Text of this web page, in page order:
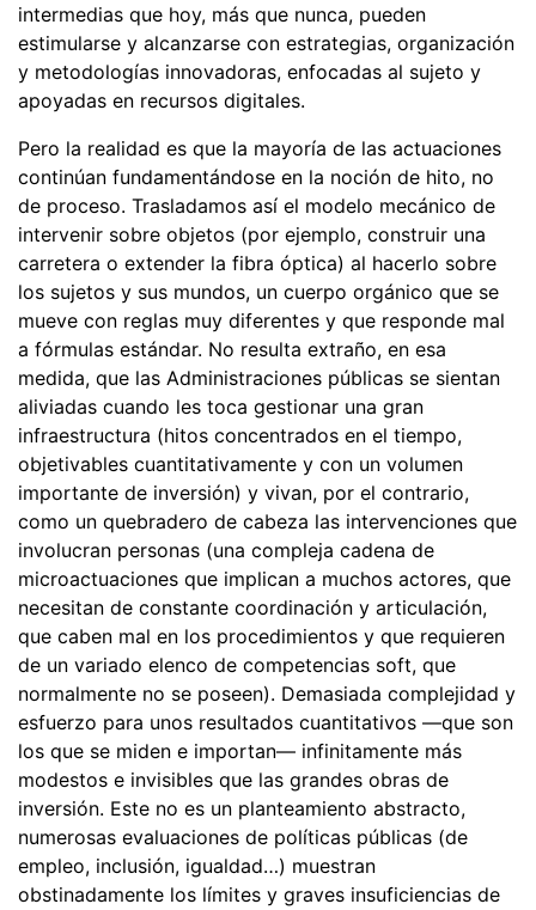
intermedias que hoy, más que nunca, pueden
estimularse y alcanzarse con estrategias, organización
y metodologías innovadoras, enfocadas al sujeto y
apoyadas en recursos digitales.
Pero la realidad es que la mayoría de las actuaciones
continúan fundamentándose en la noción de hito, no
de proceso. Trasladamos así el modelo mecánico de
intervenir sobre objetos (por ejemplo, construir una
carretera o extender la fibra óptica) al hacerlo sobre
los sujetos y sus mundos, un cuerpo orgánico que se
mueve con reglas muy diferentes y que responde mal
a fórmulas estándar. No resulta extraño, en esa
medida, que las Administraciones públicas se sientan
aliviadas cuando les toca gestionar una gran
infraestructura (hitos concentrados en el tiempo,
objetivables cuantitativamente y con un volumen
importante de inversión) y vivan, por el contrario,
como un quebradero de cabeza las intervenciones que
involucran personas (una compleja cadena de
microactuaciones que implican a muchos actores, que
necesitan de constante coordinación y articulación,
que caben mal en los procedimientos y que requieren
de un variado elenco de competencias soft, que
normalmente no se poseen). Demasiada complejidad y
esfuerzo para unos resultados cuantitativos —que son
los que se miden e importan— infinitamente más
modestos e invisibles que las grandes obras de
inversión. Este no es un planteamiento abstracto,
numerosas evaluaciones de políticas públicas (de
empleo, inclusión, igualdad…) muestran
obstinadamente los límites y graves insuficiencias de